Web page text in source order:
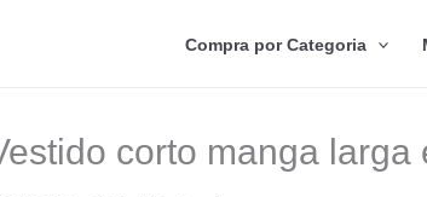
Compra por Categoria
corto manga larga